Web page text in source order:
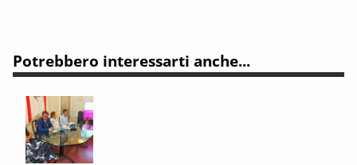
Potrebbero interessarti anche...